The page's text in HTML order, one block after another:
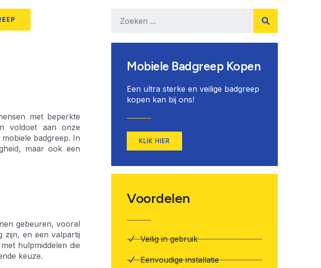
met beperkte
voldoet aan onze
badgreep. In
maar ook een
gebeuren, vooral
zijn, en een valpartij
hulpmiddelen die
keuze.
Mobiele Badgreep Kopen
Een ultra sterke en veilige badgreep
kopen kan bij ons!
KLIK HIER
Voordelen
Veilig in gebruik
Eenvoudige installatie